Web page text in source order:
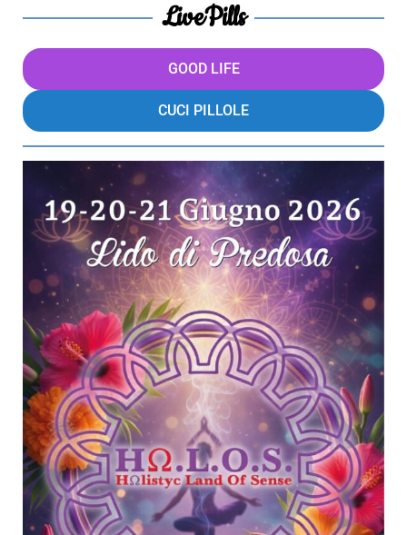
LivePills
GOOD LIFE
CUCI PILLOLE